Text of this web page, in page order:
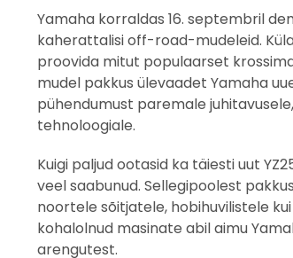
Yamaha korraldas 16. septembril
kaherattalisi off-road-mudeleid.
proovida mitut populaarset
mudel pakkus ülevaadet Yamaha
pühendumust paremale
tehnoloogiale.
Kuigi paljud ootasid ka täiesti uut
veel saabunud. Sellegipoolest
noortele sõitjatele, hobihuvilistele
kohalolnud masinate abil aimu
arengutest.